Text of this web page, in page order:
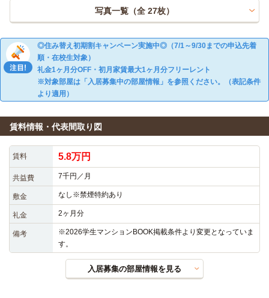
写真一覧（全 27枚）
◎住み替え初期割キャンペーン実施中◎（7/1～9/30までの申込先着
順・在校生対象）
礼金1ヶ月分OFF・初月家賃最大1ヶ月分フリーレント
※対象部屋は「入居募集中の部屋情報」を参照ください。（表記条件
より適用）
賃料情報・代表間取り図
賃料 5.8万円
共益費 7千円／月
敷金 なし※禁煙特約あり
礼金 2ヶ月分
備考
※2026学生マンションBOOK掲載条件より変更となっていま
す。
入居募集の部屋情報を見る